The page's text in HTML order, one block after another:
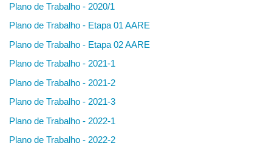
Plano de Trabalho - 2020/1
Plano de Trabalho - Etapa 01 AARE
Plano de Trabalho - Etapa 02 AARE
Plano de Trabalho - 2021-1
Plano de Trabalho - 2021-2
Plano de Trabalho - 2021-3
Plano de Trabalho - 2022-1
Plano de Trabalho - 2022-2